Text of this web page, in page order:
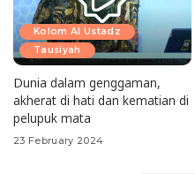
Kolom Al Ustadz
Tausiyah
Dunia dalam genggaman,
akherat di hati dan kematian di
pelupuk mata
23 February 2024